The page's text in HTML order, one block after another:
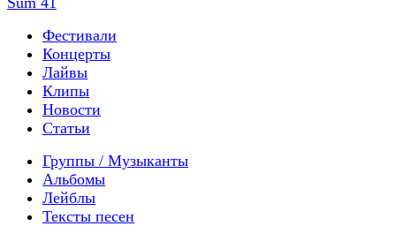
Фестивали
Концерты
Лайвы
Клипы
Новости
Статьи
Группы / Музыканты
Альбомы
Лейблы
Тексты песен